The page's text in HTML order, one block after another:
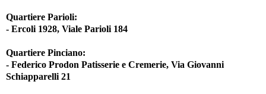
Quartiere Parioli:
- Ercoli 1928, Viale Parioli 184
Quartiere Pinciano:
- Federico Prodon Patisserie e Cremerie, Via Giovanni
Schiapparelli 21